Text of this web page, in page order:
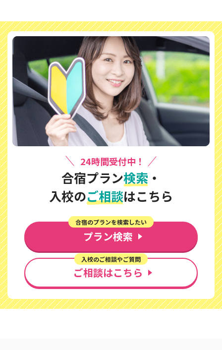
24時間受付中！
合宿プラン検索 ・
入校のご相談はこちら
プラン検索
合宿のプランを検索したい
ご相談はこちら
入校のご相談やご質問